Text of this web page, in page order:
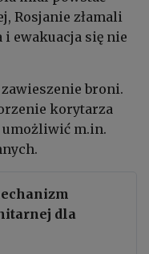
Rosjanie złamali
ewakuacja się nie
broni.
korytarza
umożliwić m.in.
dla